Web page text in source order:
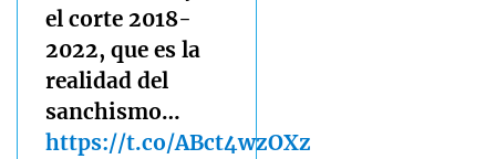
el corte 2018-
2022, que es la
realidad del
sanchismo…
https://t.co/ABct4wzOXz